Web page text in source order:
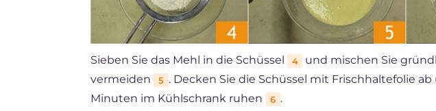
Sieben Sie das Mehl in die Schüssel 4
und mischen Sie
vermeiden
5 . Decken Sie die Schüssel mit Frischhaltefolie ab
Minuten im Kühlschrank ruhen
6 .